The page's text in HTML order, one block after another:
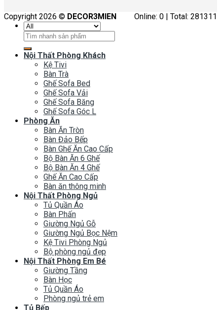
Online: 0 | Total: 281311
Copyright 2026 © DECOR3MIEN
Tìm
kiếm:
Nội Thất Phòng Khách
Kệ Tivi
Bàn Trà
Ghế Sofa Bed
Ghế Sofa Vải
Ghế Sofa Băng
Ghế Sofa Góc L
Phòng Ăn
Bàn Ăn Tròn
Bàn Đảo Bếp
Bàn Ghế Ăn Cao Cấp
Bộ Bàn Ăn 6 Ghế
Bộ Bàn Ăn 4 Ghế
Ghế Ăn Cao Cấp
Bàn ăn thông minh
Nội Thất Phòng Ngủ
Tủ Quần Áo
Bàn Phấn
Giường Ngủ Gỗ
Giường Ngủ Bọc Nệm
Kệ Tivi Phòng Ngủ
Bộ phòng ngủ đẹp
Nội Thất Phòng Em Bé
Giường Tầng
Bàn Học
Tủ Quần Áo
Phòng ngủ trẻ em
Tủ Bếp